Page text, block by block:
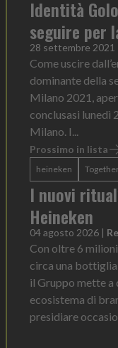
Identità
seguire per
28 settembre 2021
Come uscire
dominante della
Milano 2021,
conclusasi lunedì
Milano. I...
Prossimo in lista
heineken
I nuovi
Heineken
04 agosto 2026 |
Con oltre 6
circa una
il Gruppo mette a
ecosistema di
presidiare